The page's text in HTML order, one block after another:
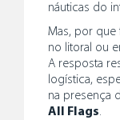
náuticas do
Mas, por que
no litoral ou
A resposta
logística,
na presença
All Flags.